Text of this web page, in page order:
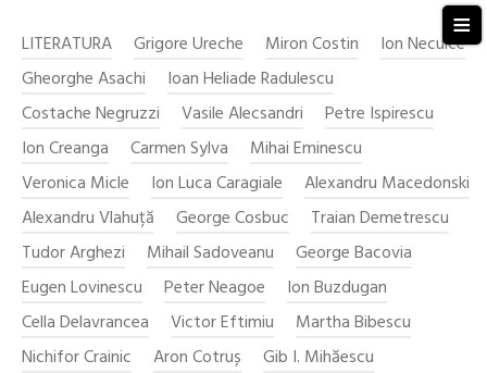
≡
LITERATURA Grigore Ureche Miron Costin
Ion Neculce
Gheorghe Asachi
Ioan Heliade Radulescu
Costache Negruzzi
Vasile Alecsandri
Petre Ispirescu
Ion Creanga
Carmen Sylva
Mihai Eminescu
Veronica Micle
Ion Luca Caragiale
Alexandru Macedonski
Alexandru Vlahuță
George Cosbuc
Traian Demetrescu
Tudor Arghezi
Mihail Sadoveanu
George Bacovia
Eugen Lovinescu
Peter Neagoe
Ion Buzdugan
Cella Delavrancea
Victor Eftimiu
Martha Bibescu
Nichifor Crainic
Aron Cotruș
Gib I. Mihăescu